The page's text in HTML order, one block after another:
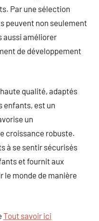
Par une sélection
peuvent non seulement
aussi améliorer
de développement
qualité, adaptés
enfants, est un
un
croissance robuste.
à se sentir sécurisés
et fournit aux
le monde de manière
Tout savoir ici